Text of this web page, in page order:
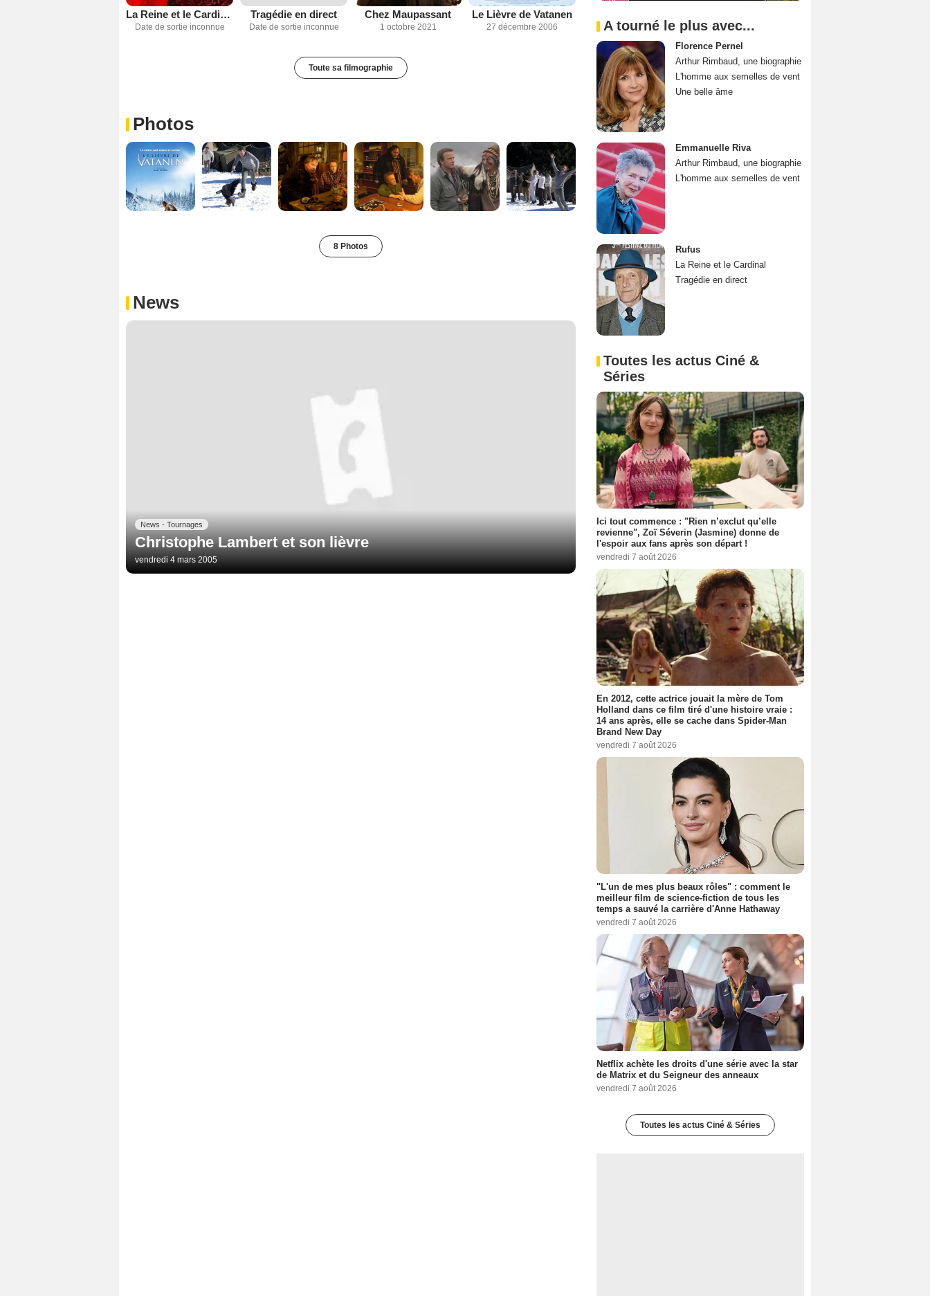
La Reine et le Cardinal
Date de sortie inconnue
Tragédie en direct
Date de sortie inconnue
Chez Maupassant
1 octobre 2021
Le Lièvre de Vatanen
27 décembre 2006
Toute sa filmographie
Photos
8 Photos
News
News - Tournages
Christophe Lambert et son lièvre
vendredi 4 mars 2005
A tourné le plus avec...
Florence Pernel
Arthur Rimbaud, une biographie
L'homme aux semelles de vent
Une belle âme
Emmanuelle Riva
Arthur Rimbaud, une biographie
L'homme aux semelles de vent
Rufus
La Reine et le Cardinal
Tragédie en direct
Toutes les actus Ciné &
Séries
Ici tout commence : "Rien n’exclut qu’elle
revienne", Zoï Séverin (Jasmine) donne de
l'espoir aux fans après son départ !
vendredi 7 août 2026
En 2012, cette actrice jouait la mère de Tom
Holland dans ce film tiré d'une histoire vraie :
14 ans après, elle se cache dans Spider-Man
Brand New Day
vendredi 7 août 2026
"L'un de mes plus beaux rôles" : comment le
meilleur film de science-fiction de tous les
temps a sauvé la carrière d'Anne Hathaway
vendredi 7 août 2026
Netflix achète les droits d'une série avec la star
de Matrix et du Seigneur des anneaux
vendredi 7 août 2026
Toutes les actus Ciné & Séries